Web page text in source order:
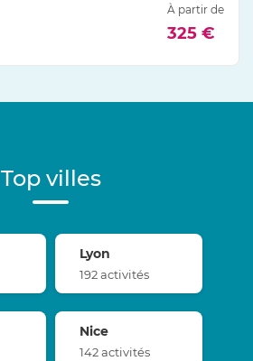
À partir de
325 €
Top villes
Lyon
192 activités
Nice
142 activités